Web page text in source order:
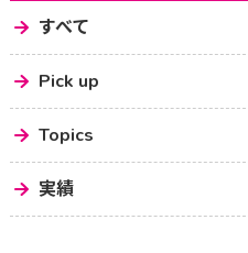
すべて
Pick up
Topics
実績